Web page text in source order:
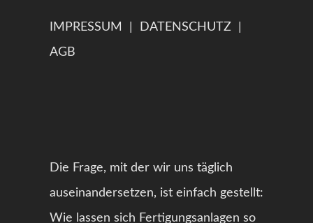
IMPRESSUM DATENSCHUTZ|
AGB
Die Frage, mit der wir uns täglich
auseinandersetzen, ist einfach gestellt:
Wie lassen sich Fertigungsanlagen so